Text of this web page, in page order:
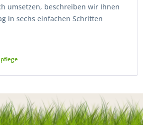
umsetzen, beschreiben wir Ihnen
in sechs einfachen Schritten